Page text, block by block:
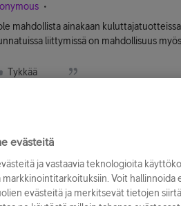
mahdollista ainakaan
liittymissä on mahdollisuus
Tykkää
evästeitä
ja vastaavia teknologioita
Voit hallinnoida
evästeitä ja merkitsevät tietojen